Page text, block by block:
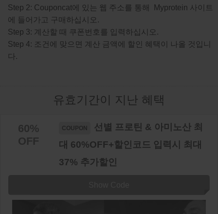
Step 2: Couponcat에 있는 웹 주소를 통해 Myprotein 사이트
에 들어가고 구매하십시오.
Step 3: 계산할 때 쿠폰번호를 입력하십시오.
Step 4: 조건에 맞으면 계산 금액에 할인 혜택이 나올 것입니
다.
유효기간이 지난 혜택
60%
OFF
선별 프로틴 & 아미노산 최
대 60%OFF+할인코드 입력시 최대
37% 추가할인